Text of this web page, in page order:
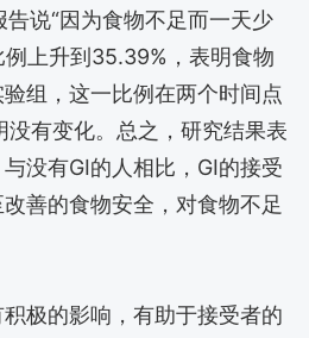
告说“因为食物不足而一天少
上升到35.39%，表明食物
组，这一比例在两个时间点
没有变化。总之，研究结果表
没有GI的人相比，GI的接受
善的食物安全，对食物不足
极的影响，有助于接受者的